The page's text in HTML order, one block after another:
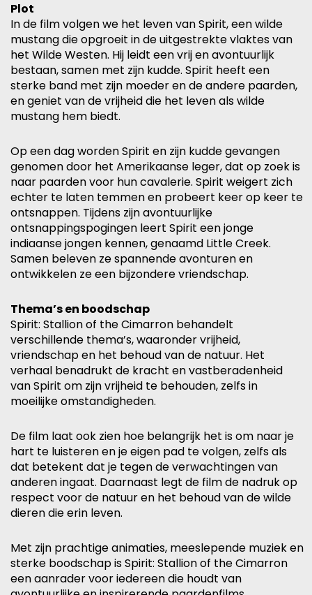
Plot
In de film volgen we het leven van Spirit, een wilde
mustang die opgroeit in de uitgestrekte vlaktes van
het Wilde Westen. Hij leidt een vrij en avontuurlijk
bestaan, samen met zijn kudde. Spirit heeft een
sterke band met zijn moeder en de andere paarden,
en geniet van de vrijheid die het leven als wilde
mustang hem biedt.
Op een dag worden Spirit en zijn kudde gevangen
genomen door het Amerikaanse leger, dat op zoek is
naar paarden voor hun cavalerie. Spirit weigert zich
echter te laten temmen en probeert keer op keer te
ontsnappen. Tijdens zijn avontuurlijke
ontsnappingspogingen leert Spirit een jonge
indiaanse jongen kennen, genaamd Little Creek.
Samen beleven ze spannende avonturen en
ontwikkelen ze een bijzondere vriendschap.
Thema’s en boodschap
Spirit: Stallion of the Cimarron behandelt
verschillende thema’s, waaronder vrijheid,
vriendschap en het behoud van de natuur. Het
verhaal benadrukt de kracht en vastberadenheid
van Spirit om zijn vrijheid te behouden, zelfs in
moeilijke omstandigheden.
De film laat ook zien hoe belangrijk het is om naar je
hart te luisteren en je eigen pad te volgen, zelfs als
dat betekent dat je tegen de verwachtingen van
anderen ingaat. Daarnaast legt de film de nadruk op
respect voor de natuur en het behoud van de wilde
dieren die erin leven.
Met zijn prachtige animaties, meeslepende muziek en
sterke boodschap is Spirit: Stallion of the Cimarron
een aanrader voor iedereen die houdt van